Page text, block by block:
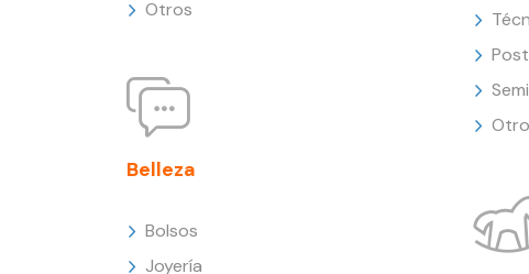
Otros
Belleza
Bolsos
Joyería